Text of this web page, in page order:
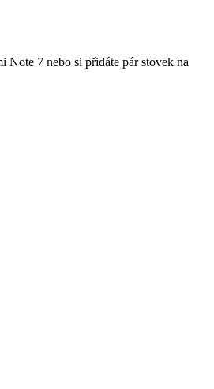
7 nebo si přidáte pár stovek na